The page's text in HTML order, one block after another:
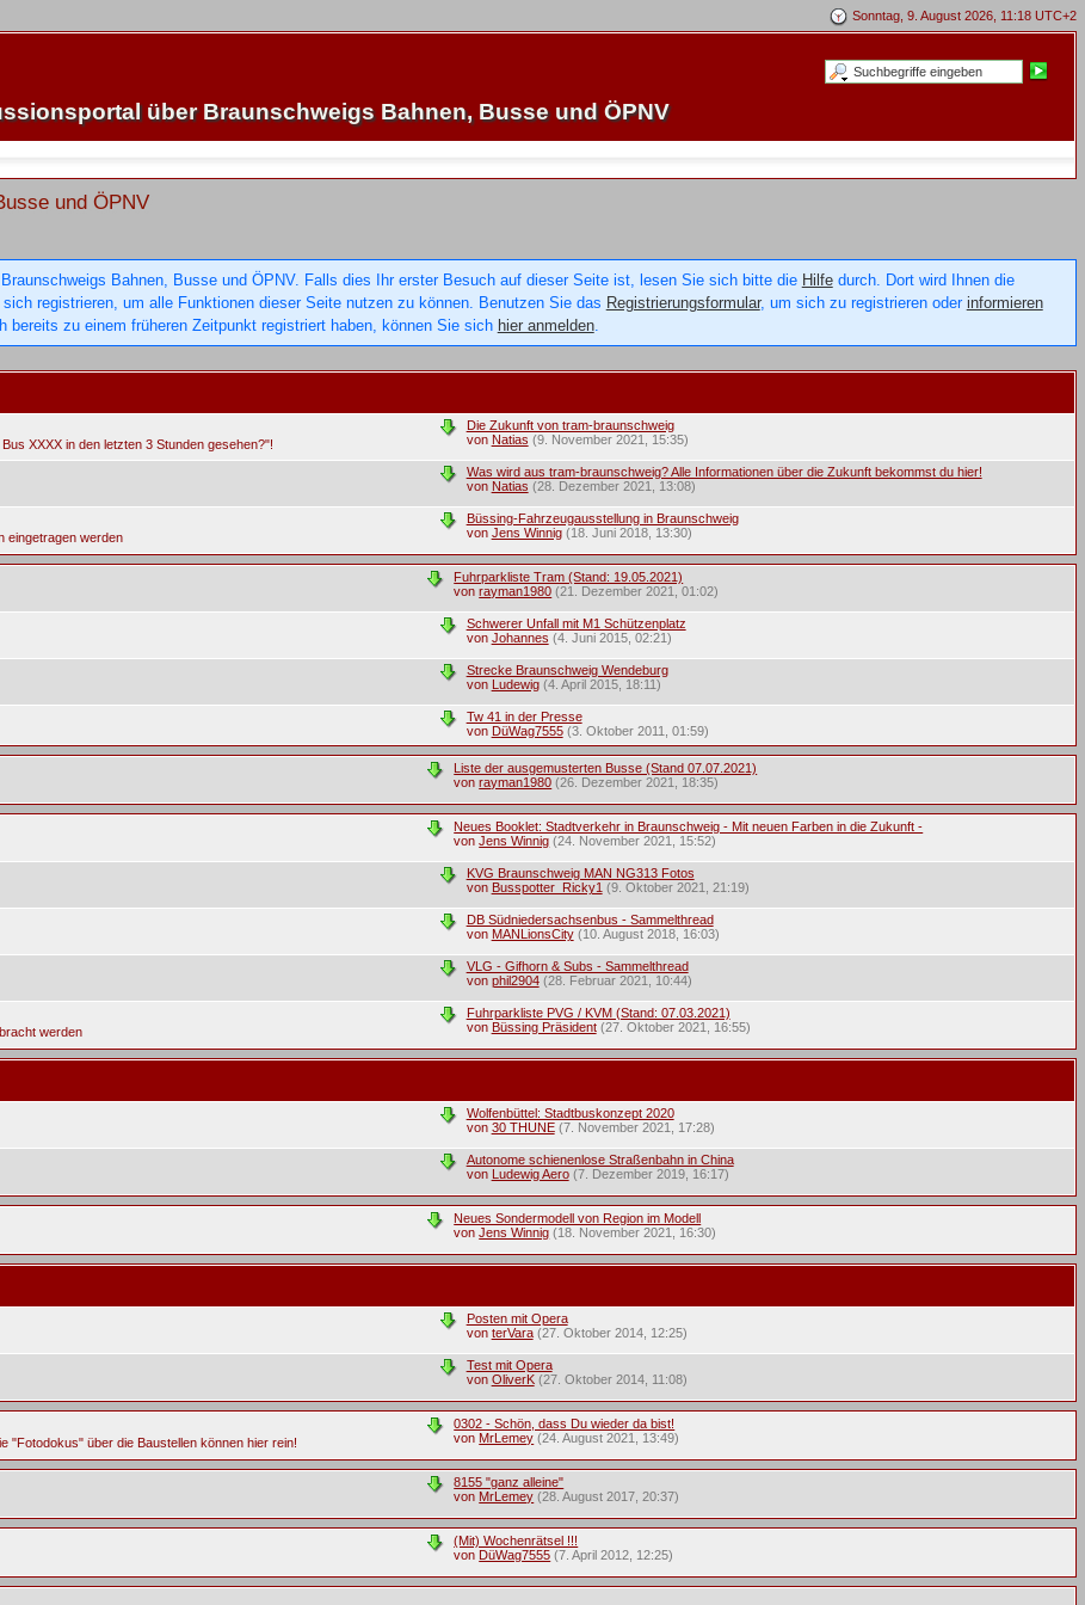
Sonntag, 9. August 2026, 11:18 UTC+2
über Braunschweigs Bahnen, Busse und ÖPNV
und ÖPNV
Bahnen, Busse und ÖPNV. Falls dies Ihr erster Besuch auf dieser Seite ist, lesen Sie sich bitte die Hilfedurch. Dort wird Ihnen die
registrieren, um alle Funktionen dieser Seite nutzen zu können. Benutzen Sie das Registrierungsformular, um sich zu registrieren oder informieren
zu einem früheren Zeitpunkt registriert haben, können Sie sich hier anmelden.
Die Zukunft von tram-braunschweig
von Natias (9. November 2021, 15:35)
XXXX in den letzten 3 Stunden gesehen?"!
Was wird aus tram-braunschweig? Alle Informationen über die Zukunft bekommst du hier!
von Natias (28. Dezember 2021, 13:08)
Büssing-Fahrzeugausstellung in Braunschweig
von Jens Winnig (18. Juni 2018, 13:30)
eingetragen werden
Fuhrparkliste Tram (Stand: 19.05.2021)
vonrayman1980 (21. Dezember 2021, 01:02)
Schwerer Unfall mit M1 Schützenplatz
von Johannes (4. Juni 2015, 02:21)
Strecke Braunschweig Wendeburg
von Ludewig (4. April 2015, 18:11)
Tw 41 in der Presse
von DüWag7555 (3. Oktober 2011, 01:59)
Liste der ausgemusterten Busse (Stand 07.07.2021)
vonrayman1980 (26. Dezember 2021, 18:35)
Neues Booklet: Stadtverkehr in Braunschweig - Mit neuen Farben in die Zukunft -
vonJens Winnig (24. November 2021, 15:52)
KVG Braunschweig MAN NG313 Fotos
von Busspotter_Ricky1 (9. Oktober 2021, 21:19)
DB Südniedersachsenbus - Sammelthread
von MANLionsCity (10. August 2018, 16:03)
VLG - Gifhorn & Subs - Sammelthread
von phil2904 (28. Februar 2021, 10:44)
Fuhrparkliste PVG / KVM (Stand: 07.03.2021)
von Büssing Präsident (27. Oktober 2021, 16:55)
werden
Wolfenbüttel: Stadtbuskonzept 2020
von 30 THUNE (7. November 2021, 17:28)
Autonome schienenlose Straßenbahn in China
von Ludewig Aero (7. Dezember 2019, 16:17)
Neues Sondermodell von Region im Modell
vonJens Winnig (18. November 2021, 16:30)
Posten mit Opera
von terVara (27. Oktober 2014, 12:25)
Test mit Opera
von OliverK (27. Oktober 2014, 11:08)
0302 - Schön, dass Du wieder da bist!
von MrLemey (24. August 2021, 13:49)
"Fotodokus" über die Baustellen können hier rein!
8155 "ganz alleine"
von MrLemey (28. August 2017, 20:37)
(Mit) Wochenrätsel !!!
von DüWag7555 (7. April 2012, 12:25)